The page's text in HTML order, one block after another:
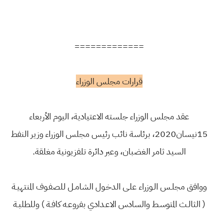
=============
قرارات مجلس الوزراء
عقد مجلس الوزراء جلسته الاعتيادية، اليوم الأربعاء
15نيسان2020، برئاسة نائب رئيس مجلس الوزراء وزير النفط
السيد ثامر الغضبان، وعبر دائرة تلفزيونية مغلقة.
ووافق مجلـس الـوزراء علـى الدخـول الشامـل للصفـوف المنتهيـة
( الثالـث المتوسـط والسادس الاعـدادي بفروعـه كافـة ) وللطلبـة